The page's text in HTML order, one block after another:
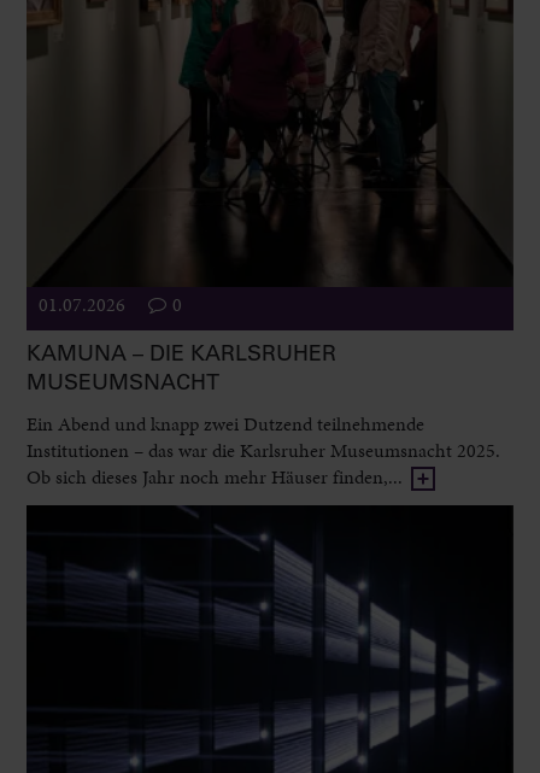
01.07.2026 0
KAMUNA – DIE KARLSRUHER
MUSEUMSNACHT
Ein Abend und knapp zwei Dutzend teilnehmende
Institutionen – das war die Karlsruher Museumsnacht 2025.
Ob sich dieses Jahr noch mehr Häuser finden,...